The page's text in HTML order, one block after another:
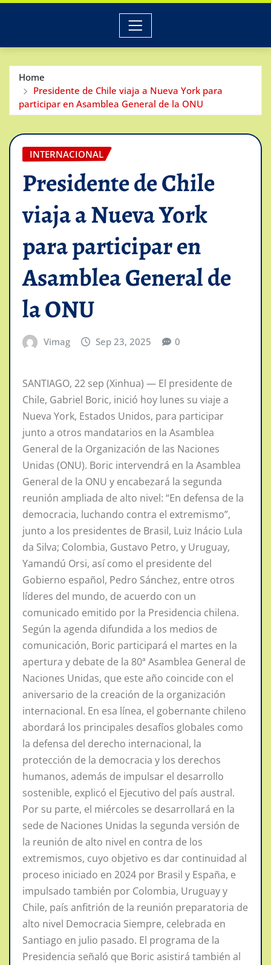
Home
Presidente de Chile viaja a Nueva York para
participar en Asamblea General de la ONU
INTERNACIONAL
Presidente de Chile
viaja a Nueva York
para participar en
Asamblea General de
la ONU
Vimag Sep 23, 2025 0
SANTIAGO, 22 sep (Xinhua) — El presidente de
Chile, Gabriel Boric, inició hoy lunes su viaje a
Nueva York, Estados Unidos, para participar
junto a otros mandatarios en la Asamblea
General de la Organización de las Naciones
Unidas (ONU). Boric intervendrá en la Asamblea
General de la ONU y encabezará la segunda
reunión ampliada de alto nivel: “En defensa de la
democracia, luchando contra el extremismo”,
junto a los presidentes de Brasil, Luiz Inácio Lula
da Silva; Colombia, Gustavo Petro, y Uruguay,
Yamandú Orsi, así como el presidente del
Gobierno español, Pedro Sánchez, entre otros
líderes del mundo, de acuerdo con un
comunicado emitido por la Presidencia chilena.
Según la agenda difundida a los medios de
comunicación, Boric participará el martes en la
apertura y debate de la 80ª Asamblea General de
Naciones Unidas, que este año coincide con el
aniversario de la creación de la organización
internacional. En esa línea, el gobernante chileno
abordará los principales desafíos globales como
la defensa del derecho internacional, la
protección de la democracia y los derechos
humanos, además de impulsar el desarrollo
sostenible, explicó el Ejecutivo del país austral.
Por su parte, el miércoles se desarrollará en la
sede de Naciones Unidas la segunda versión de
la reunión de alto nivel en contra de los
extremismos, cuyo objetivo es dar continuidad al
proceso iniciado en 2024 por Brasil y España, e
impulsado también por Colombia, Uruguay y
Chile, país anfitrión de la reunión preparatoria de
alto nivel Democracia Siempre, celebrada en
Santiago en julio pasado. El programa de la
Presidencia señaló que Boric asistirá también al